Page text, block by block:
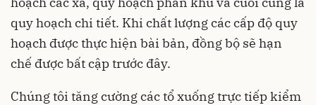
quy hoạch chi tiết. Khi chất lượng các cấp độ quy
hoạch được thực hiện bài bản, đồng bộ sẽ hạn
chế được bất cập trước đây.
Chúng tôi tăng cường các tổ xuống trực tiếp kiểm